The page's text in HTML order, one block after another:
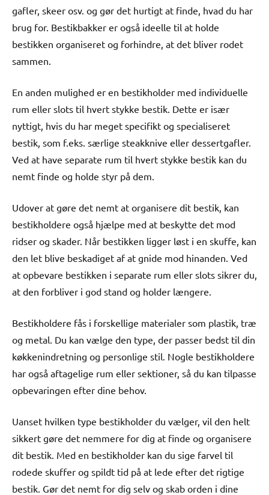
gafler, skeer osv. og gør det hurtigt at finde, hvad du har
brug for. Bestikbakker er også ideelle til at holde
bestikken organiseret og forhindre, at det bliver rodet
sammen.
En anden mulighed er en bestikholder med individuelle
rum eller slots til hvert stykke bestik. Dette er især
nyttigt, hvis du har meget specifikt og specialiseret
bestik, som f.eks. særlige steakknive eller dessertgafler.
Ved at have separate rum til hvert stykke bestik kan du
nemt finde og holde styr på dem.
Udover at gøre det nemt at organisere dit bestik, kan
bestikholdere også hjælpe med at beskytte det mod
ridser og skader. Når bestikken ligger løst i en skuffe, kan
den let blive beskadiget af at gnide mod hinanden. Ved
at opbevare bestikken i separate rum eller slots sikrer du,
at den forbliver i god stand og holder længere.
Bestikholdere fås i forskellige materialer som plastik, træ
og metal. Du kan vælge den type, der passer bedst til din
køkkenindretning og personlige stil. Nogle bestikholdere
har også aftagelige rum eller sektioner, så du kan tilpasse
opbevaringen efter dine behov.
Uanset hvilken type bestikholder du vælger, vil den helt
sikkert gøre det nemmere for dig at finde og organisere
dit bestik. Med en bestikholder kan du sige farvel til
rodede skuffer og spildt tid på at lede efter det rigtige
bestik. Gør det nemt for dig selv og skab orden i dine